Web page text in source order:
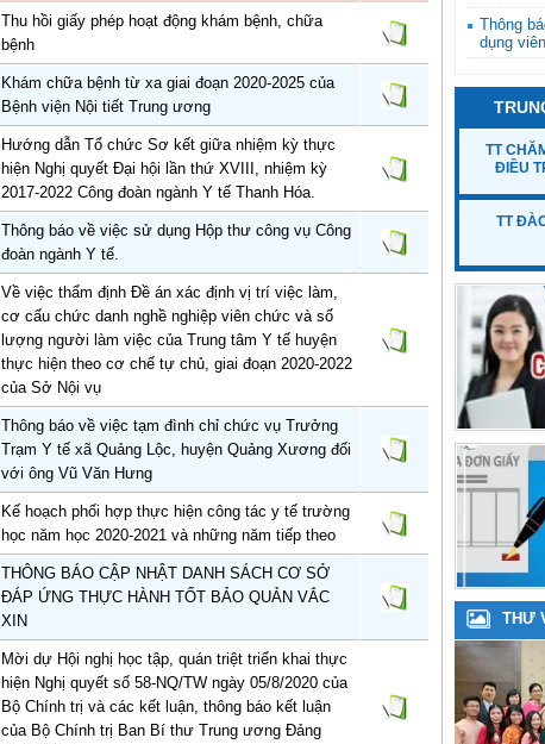
Thu hồi giấy phép hoạt động khám bệnh, chữa
bệnh
Khám chữa bệnh từ xa giai đoạn 2020-2025 của
Bệnh viện Nội tiết Trung ương
Hướng dẫn Tổ chức Sơ kết giữa nhiệm kỳ thực
hiện Nghị quyết Đại hội lần thứ XVIII, nhiệm kỳ
2017-2022 Công đoàn ngành Y tế Thanh Hóa.
Thông báo về việc sử dụng Hộp thư công vụ Công
đoàn ngành Y tế.
Về việc thẩm định Đề án xác định vị trí việc làm,
cơ cấu chức danh nghề nghiệp viên chức và số
lượng người làm việc của Trung tâm Y tế huyện
thực hiện theo cơ chế tự chủ, giai đoạn 2020-2022
của Sở Nội vụ
Thông báo về việc tạm đình chỉ chức vụ Trưởng
Trạm Y tế xã Quảng Lộc, huyện Quảng Xương đối
với ông Vũ Văn Hưng
Kế hoạch phối hợp thực hiện công tác y tế trường
học năm học 2020-2021 và những năm tiếp theo
THÔNG BÁO CẬP NHẬT DANH SÁCH CƠ SỞ
ĐÁP ỨNG THỰC HÀNH TỐT BẢO QUẢN VẮC
XIN
Mời dự Hội nghị học tập, quán triệt triển khai thực
hiện Nghị quyết số 58-NQ/TW ngày 05/8/2020 của
Bộ Chính trị và các kết luận, thông báo kết luận
của Bộ Chính trị Ban Bí thư Trung ương Đảng
Thông
dụng
tiêu
năm
Hóa
TT
ĐIỀU
TT
THƯ